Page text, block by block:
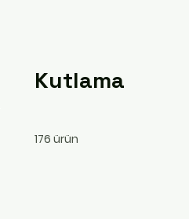
Kutlama
176 ürün